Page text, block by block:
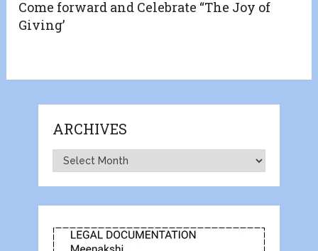
Come forward and Celebrate “The Joy of
Giving’
ARCHIVES
Archives